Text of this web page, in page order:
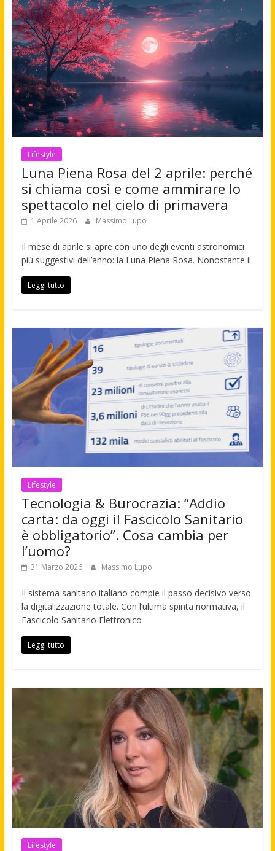
Lifestyle
Luna Piena Rosa del 2 aprile: perché
si chiama così e come ammirare lo
spettacolo nel cielo di primavera
1 Aprile 2026 Massimo Lupo
Il mese di aprile si apre con uno degli eventi astronomici
più suggestivi dell’anno: la Luna Piena Rosa. Nonostante il
Leggi tutto
Lifestyle
Tecnologia & Burocrazia: “Addio
carta: da oggi il Fascicolo Sanitario
è obbligatorio”. Cosa cambia per
l’uomo?
31 Marzo 2026 Massimo Lupo
Il sistema sanitario italiano compie il passo decisivo verso
la digitalizzazione totale. Con l’ultima spinta normativa, il
Fascicolo Sanitario Elettronico
Leggi tutto
Lifestyle